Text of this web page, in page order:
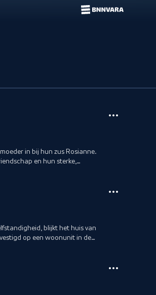
in bij hun zus Rosianne.
en hun sterke,
blijkt het huis van
op een woonunit in de